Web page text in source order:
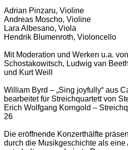
Adrian Pinzaru, Violine
Andreas Moscho, Violine
Lara Albesano, Viola
Hendrik Blumenroth, Violoncello
Mit Moderation und Werken u.a.
Schostakowitsch, Ludwig van
und Kurt Weill
William Byrd – „Sing joyfully“ aus
bearbeitet für Streichquartett von
Erich Wolfgang Korngold –
26
Die eröffnende Konzerthälfte
durch die Musikgeschichte als eine